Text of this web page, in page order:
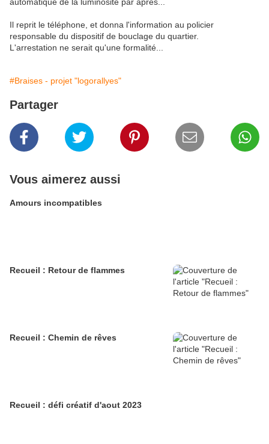
Il reprit le téléphone, et donna l'information au policier
responsable du dispositif de bouclage du quartier.
L'arrestation ne serait qu'une formalité...
#Braises - projet "logorallyes"
Partager
Vous aimerez aussi
Amours incompatibles
Recueil : Retour de flammes
Recueil : Chemin de rêves
Recueil : défi créatif d'aout 2023